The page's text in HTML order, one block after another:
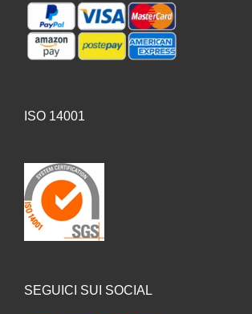
ISO 14001
SEGUICI SUI SOCIAL